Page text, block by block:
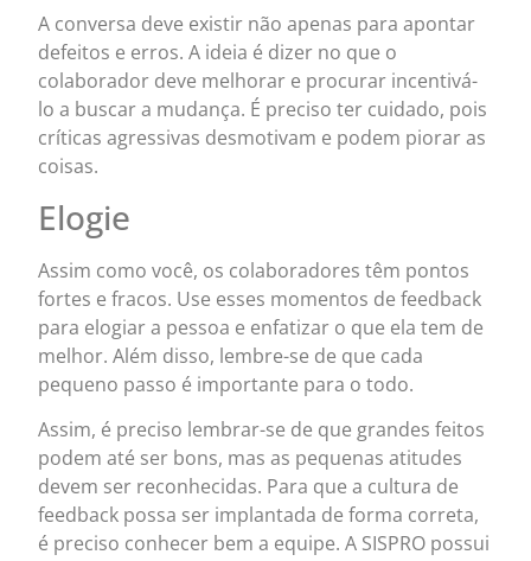
A conversa deve existir não apenas para apontar
defeitos e erros. A ideia é dizer no que o
colaborador deve melhorar e procurar incentivá-
lo a buscar a mudança. É preciso ter cuidado, pois
críticas agressivas desmotivam e podem piorar as
coisas.
Elogie
Assim como você, os colaboradores têm pontos
fortes e fracos. Use esses momentos de feedback
para elogiar a pessoa e enfatizar o que ela tem de
melhor. Além disso, lembre-se de que cada
pequeno passo é importante para o todo.
Assim, é preciso lembrar-se de que grandes feitos
podem até ser bons, mas as pequenas atitudes
devem ser reconhecidas. Para que a cultura de
feedback possa ser implantada de forma correta,
é preciso conhecer bem a equipe. A SISPRO possui